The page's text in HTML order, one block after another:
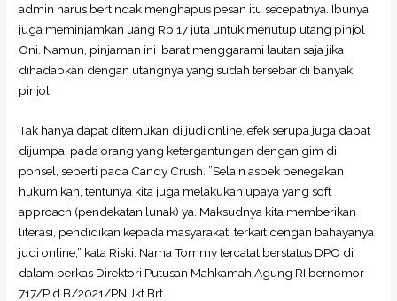
admin harus bertindak menghapus pesan itu secepatnya. Ibunya
juga meminjamkan uang Rp 17 juta untuk menutup utang pinjol
Oni. Namun, pinjaman ini ibarat menggarami lautan saja jika
dihadapkan dengan utangnya yang sudah tersebar di banyak
pinjol.
Tak hanya dapat ditemukan di judi online, efek serupa juga dapat
dijumpai pada orang yang ketergantungan dengan gim di
ponsel, seperti pada Candy Crush. ”Selain aspek penegakan
hukum kan, tentunya kita juga melakukan upaya yang soft
approach (pendekatan lunak) ya. Maksudnya kita memberikan
literasi, pendidikan kepada masyarakat, terkait dengan bahayanya
judi online,” kata Riski. Nama Tommy tercatat berstatus DPO di
dalam berkas Direktori Putusan Mahkamah Agung RI bernomor
717/Pid.B/2021/PN Jkt.Brt.